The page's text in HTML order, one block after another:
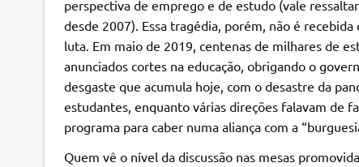
perspectiva de emprego e de estudo (vale
desde 2007). Essa tragédia, porém, não é
luta. Em maio de 2019, centenas de milhares de
anunciados cortes na educação, obrigando o
desgaste que acumula hoje, com o desastre da
estudantes, enquanto várias direções falavam de
programa para caber numa aliança com a
Quem vê o nível da discussão nas mesas